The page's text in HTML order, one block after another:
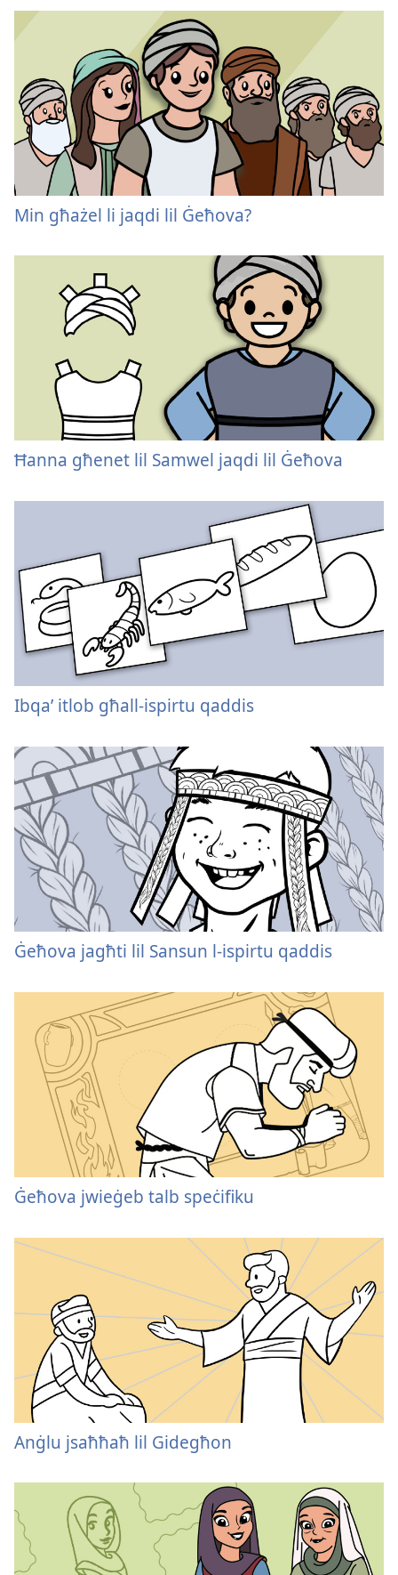
Min għażel li jaqdi lil Ġeħova?
Ħanna għenet lil Samwel jaqdi lil Ġeħova
Ibqaʼ itlob għall-ispirtu qaddis
Ġeħova jagħti lil Sansun l-ispirtu qaddis
Ġeħova jwieġeb talb speċifiku
Anġlu jsaħħaħ lil Gidegħon